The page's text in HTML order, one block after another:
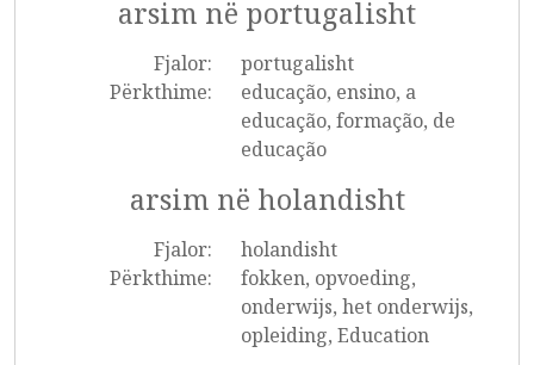
arsim në portugalisht
Fjalor:
portugalisht
Përkthime:
educação, ensino, a
educação, formação, de
educação
arsim në holandisht
Fjalor:
holandisht
Përkthime:
fokken, opvoeding,
onderwijs, het onderwijs,
opleiding, Education